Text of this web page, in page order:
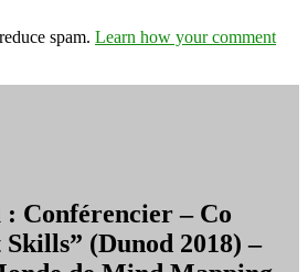
spam. Learn how your comment
Conférencier – Co
(Dunod 2018) –